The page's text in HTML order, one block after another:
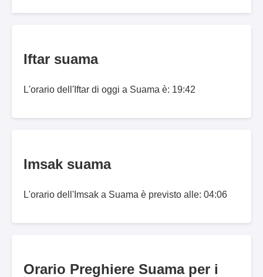
Iftar suama
L'orario dell'Iftar di oggi a Suama è: 19:42
Imsak suama
L'orario dell'Imsak a Suama è previsto alle: 04:06
Orario Preghiere Suama per i